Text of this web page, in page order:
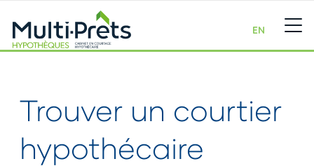
EN
Trouver un courtier
hypothécaire